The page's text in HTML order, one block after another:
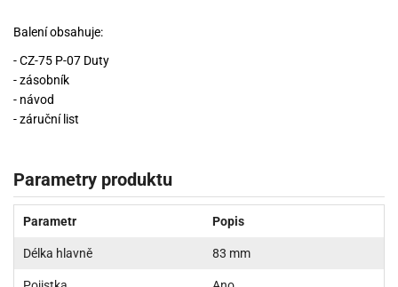
Balení obsahuje:
- CZ-75 P-07 Duty
- zásobník
- návod
- záruční list
Parametry produktu
Parametr Popis
Délka hlavně 83 mm